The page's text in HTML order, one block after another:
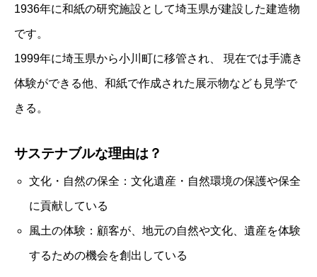
1936年に和紙の研究施設として埼玉県が建設した建造物
です。
1999年に埼玉県から小川町に移管され、 現在では手漉き
体験ができる他、和紙で作成された展示物なども見学で
きる。
サステナブルな理由は？
文化・自然の保全：文化遺産・自然環境の保護や保全
に貢献している
風土の体験：顧客が、地元の自然や文化、遺産を体験
するための機会を創出している